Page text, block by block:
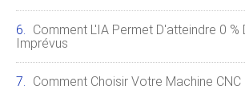
Comment L'IA Permet D'atteindre 0 %
Imprévus
Comment Choisir Votre Machine CNC